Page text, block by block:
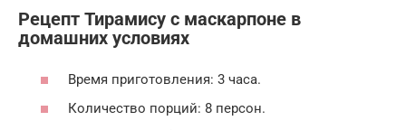
Рецепт Тирамису с маскарпоне в
домашних условиях
Время приготовления: 3 часа.
Количество порций: 8 персон.